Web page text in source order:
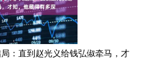
：直到赵光义给钱弘俶牵马，才